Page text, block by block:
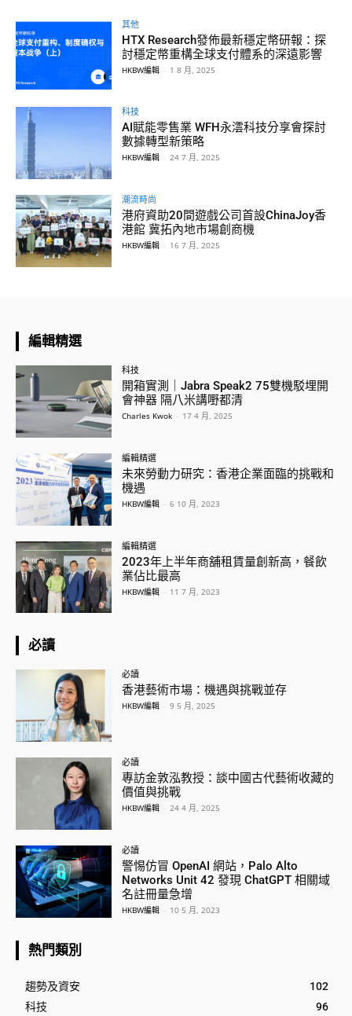
其他
HTX Research發佈最新穩定幣研報：探
討穩定幣重構全球支付體系的深遠影響
HKBW編輯 - 1 8 月, 2025
科技
AI賦能零售業 WFH永澐科技分享會探討
數據轉型新策略
HKBW編輯 - 24 7 月, 2025
潮流時尚
港府資助20間遊戲公司首設ChinaJoy香
港館 冀拓內地市場創商機
HKBW編輯 - 16 7 月, 2025
編輯精選
科技
開箱實測｜Jabra Speak2 75雙機駁埋開
會神器 隔八米講嘢都清
Charles Kwok - 17 4 月, 2025
編輯精選
未來勞動力研究：香港企業面臨的挑戰和
機遇
HKBW編輯 - 6 10 月, 2023
編輯精選
2023年上半年商舖租賃量創新高，餐飲
業佔比最高
HKBW編輯 - 11 7 月, 2023
必讀
必讀
香港藝術市場：機遇與挑戰並存
HKBW編輯 - 9 5 月, 2025
必讀
專訪金敦泓教授：談中國古代藝術收藏的
價值與挑戰
HKBW編輯 - 24 4 月, 2025
必讀
警惕仿冒 OpenAI 網站，Palo Alto
Networks Unit 42 發現 ChatGPT 相關域
名註冊量急增
HKBW編輯 - 10 5 月, 2023
熱門類別
趨勢及資安
102
科技
96